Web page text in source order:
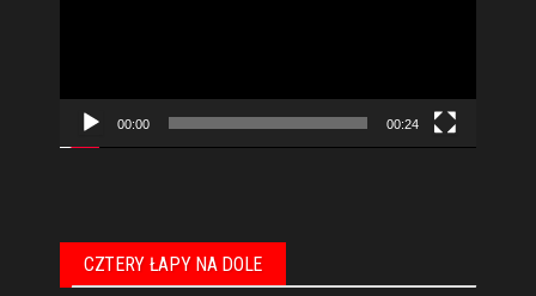
00:00 00:24
CZTERY ŁAPY NA DOLE